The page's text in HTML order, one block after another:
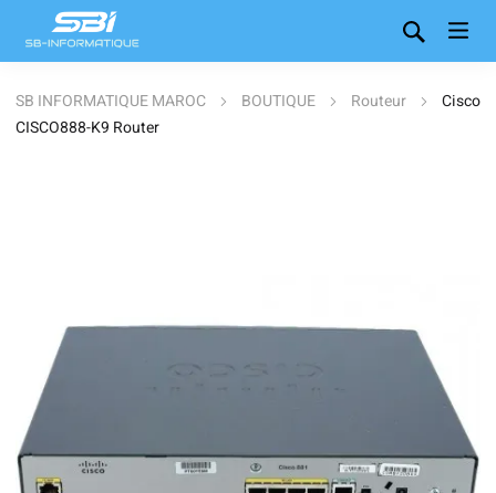
SB INFORMATIQUE MAROC BOUTIQUE Routeur
Cisco
CISCO888-K9 Router